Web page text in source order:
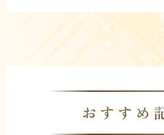
おすすめ